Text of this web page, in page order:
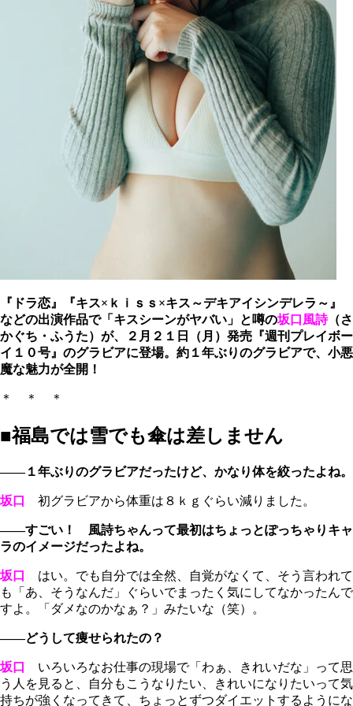
『ドラ恋』『キス×ｋｉｓｓ×キス～デキアイシンデレラ～』
などの出演作品で「キスシーンがヤバい」と噂の坂口風詩（さ
かぐち・ふうた）が、２月２１日（月）発売『週刊プレイボー
イ１０号』のグラビアに登場。約１年ぶりのグラビアで、小悪
魔な魅力が全開！
＊ ＊ ＊
■福島では雪でも傘は差しません
――１年ぶりのグラビアだったけど、かなり体を絞ったよね。
坂口 初グラビアから体重は８ｋｇぐらい減りました。
――すごい！ 風詩ちゃんって最初はちょっとぽっちゃりキャ
ラのイメージだったよね。
坂口
はい。でも自分では全然、自覚がなくて、そう言われて
も「あ、そうなんだ」ぐらいでまったく気にしてなかったんで
すよ。「ダメなのかなぁ？」みたいな（笑）。
――どうして痩せられたの？
坂口
いろいろなお仕事の現場で「わぁ、きれいだな」って思
う人を見ると、自分もこうなりたい、きれいになりたいって気
持ちが強くなってきて、ちょっとずつダイエットするようにな